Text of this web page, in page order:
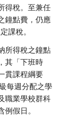
得稅。至兼任
鐘點費，仍應
課稅。
所得稅之鐘點
其「下班時
貫課程綱要
每週分配之學
職業學校群科
假日。